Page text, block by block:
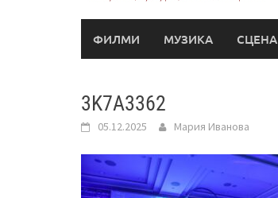
ФИЛМИ МУЗИКА СЦЕНА
3K7A3362
05.12.2025 Мария Иванова